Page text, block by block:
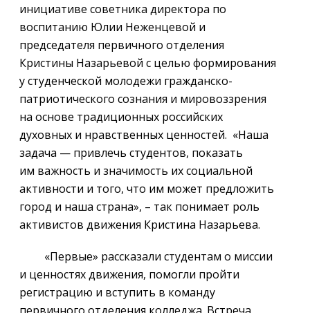
инициативе советника директора по
воспитанию Юлии Неженцевой и
председателя первичного отделения
Кристины Назарьевой с целью формирования
у студенческой молодежи гражданско-
патриотического сознания и мировоззрения
на основе традиционных российских
духовных и нравственных ценностей. «Наша
задача — привлечь студентов, показать
им важность и значимость их социальной
активности и того, что им может предложить
город и наша страна», – так понимает роль
активистов движения Кристина Назарьева.
«Первые» рассказали студентам о миссии
и ценностях движения, помогли пройти
регистрацию и вступить в команду